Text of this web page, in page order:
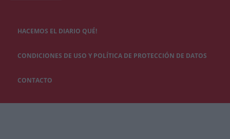
HACEMOS EL DIARIO QUÉ!
CONDICIONES DE USO Y POLÍTICA DE PROTECCIÓN DE DATOS
CONTACTO